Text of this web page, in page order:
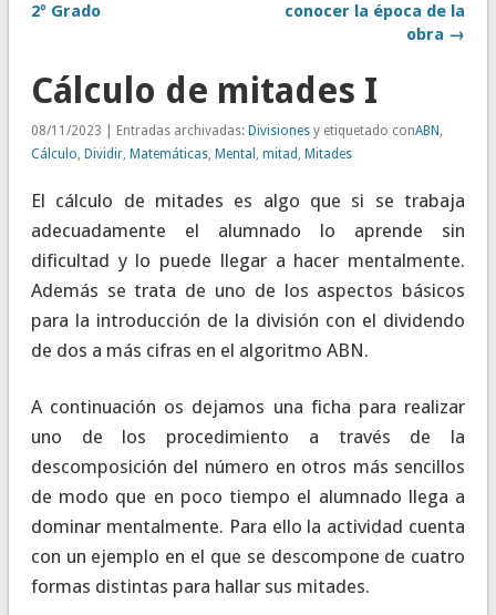
2º Grado
conocer la época de la
obra →
Cálculo de mitades I
08/11/2023 | Entradas archivadas: Divisionesy etiquetado conABN ,
Cálculo, Dividir, Matemáticas, Mental , mitad , Mitades
El cálculo de mitades es algo que si se trabaja
adecuadamente el alumnado lo aprende sin
dificultad y lo puede llegar a hacer mentalmente.
Además se trata de uno de los aspectos básicos
para la introducción de la división con el dividendo
de dos a más cifras en el algoritmo ABN.
A continuación os dejamos una ficha para realizar
uno de los procedimiento a través de la
descomposición del número en otros más sencillos
de modo que en poco tiempo el alumnado llega a
dominar mentalmente. Para ello la actividad cuenta
con un ejemplo en el que se descompone de cuatro
formas distintas para hallar sus mitades.